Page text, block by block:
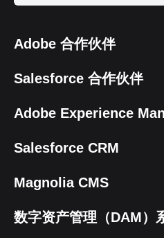
Adobe 合作伙伴
Salesforce 合作伙伴
Adobe Experience
Salesforce CRM
Magnolia CMS
数字资产管理（DAM）